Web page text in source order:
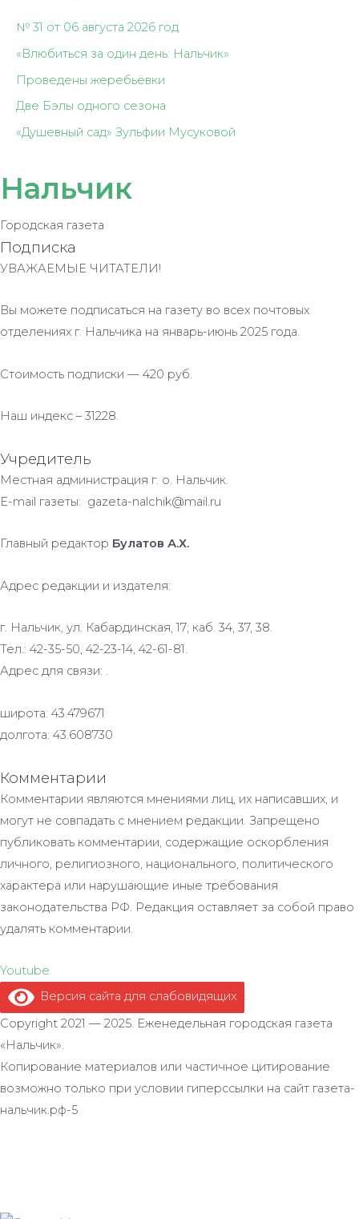
№ 31 от 06 августа 2026 год
«Влюбиться за один день: Нальчик»
Проведены жеребьёвки
Две Бэлы одного сезона
«Душевный сад» Зульфии Мусуковой
Нальчик
Городская газета
Подписка
УВАЖАЕМЫЕ ЧИТАТЕЛИ!
Вы можете подписаться на газету во всех почтовых
отделениях г. Нальчика на январь-июнь 2025 года.
Стоимость подписки — 420 руб.
Наш индекс – 31228.
Учредитель
Местная администрация г. о. Нальчик.
E-mail газеты: gazeta-nalchik@mail.ru
Главный редактор Булатов А.Х.
Адрес редакции и издателя:
г. Нальчик, ул. Кабардинская, 17; каб. 34, 37, 38.
Тел.: 42-35-50, 42-23-14, 42-61-81.
Адрес для связи: .
широта: 43.479671
долгота: 43.608730
Комментарии
Комментарии являются мнениями лиц, их написавших, и
могут не совпадать с мнением редакции. Запрещено
публиковать комментарии, содержащие оскорбления
личного, религиозного, национального, политического
характера или нарушающие иные требования
законодательства РФ. Редакция оставляет за собой право
удалять комментарии.
Youtube
Версия сайта для слабовидящих
.
Copyright 2021 — 2025. Еженедельная городская газета
«Нальчик».
Копирование материалов или частичное цитирование
возможно только при условии гиперссылки на сайт газета-
нальчик.рф-5